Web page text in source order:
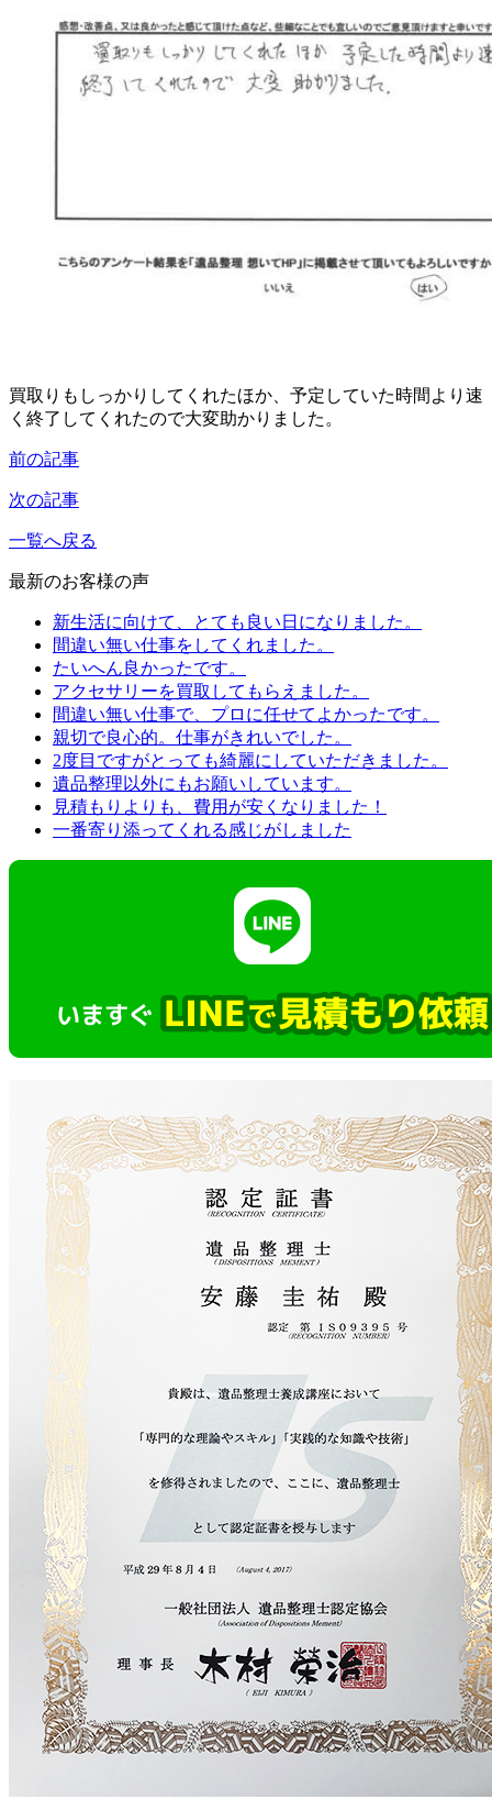
買取りもしっかりしてくれたほか、予定していた時間より速
く終了してくれたので大変助かりました。
前の記事
次の記事
一覧へ戻る
最新のお客様の声
新生活に向けて、とても良い日になりました。
間違い無い仕事をしてくれました。
たいへん良かったです。
アクセサリーを買取してもらえました。
間違い無い仕事で、プロに任せてよかったです。
親切で良心的。仕事がきれいでした。
2度目ですがとっても綺麗にしていただきました。
遺品整理以外にもお願いしています。
見積もりよりも、費用が安くなりました！
一番寄り添ってくれる感じがしました